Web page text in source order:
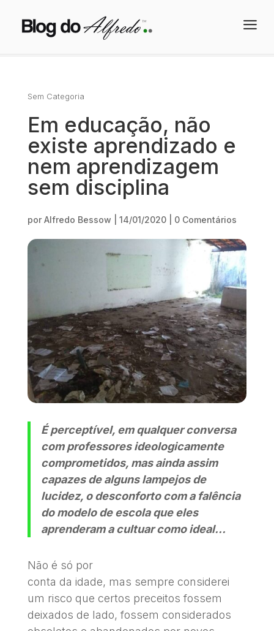
a
Sem Categoria
Em educação, não
existe aprendizado e
nem aprendizagem
sem disciplina
por Alfredo Bessow 14/01/2020| 0 Comentários
É perceptível, em qualquer conversa
com professores ideologicamente
comprometidos, mas ainda assim
capazes de alguns lampejos de
lucidez, o desconforto com a falência
do modelo de escola que eles
aprenderam a cultuar como ideal…
Não é só por
conta da idade, mas sempre considerei
um risco que certos preceitos fossem
deixados de lado, fossem considerados